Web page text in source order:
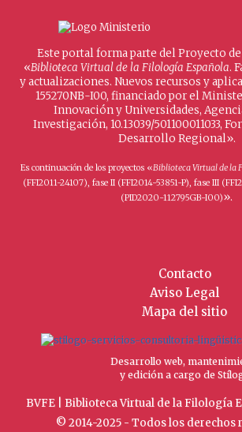
Este portal forma parte del Proyecto
«Biblioteca Virtual de la Filología Española.
y actualizaciones. Nuevos recursos y
155270NB-I00, financiado por el
Innovación y Universidades,
Investigación, 10.13039/501100011033,
Desarrollo Regional».
Es continuación de los proyectos «Biblioteca Virtual de la
(FFI2011-24107), fase II (FFI2014-53851-P), fase III
(PID2020-112795GB-I00)».
Contacto
Aviso Legal
Mapa del sitio
Desarrollo web,
y edición a cargo de
BVFE | Biblioteca Virtual de la Filología
© 2014-2025 - Todos los derechos